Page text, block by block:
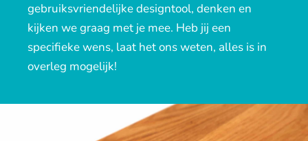
gebruiksvriendelijke designtool, denken en
kijken we graag met je mee. Heb jij een
specifieke wens, laat het ons weten, alles is in
overleg mogelijk!